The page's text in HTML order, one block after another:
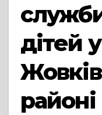
дітей у